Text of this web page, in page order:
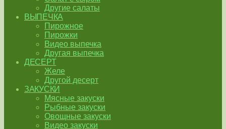
Другие салаты
ВЫПЕЧКА
Пирожное
Пирожки
Видео выпечка
Другая выпечка
ДЕСЕРТ
Желе
Другой десерт
ЗАКУСКИ
Мясные закуски
Рыбные закуски
Овощные закуски
Видео закуски